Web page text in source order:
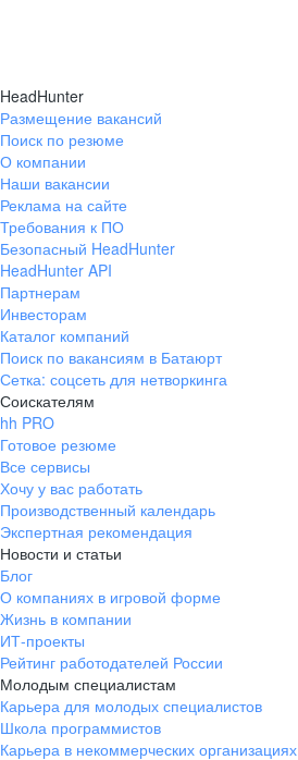
HeadHunter
Размещение вакансий
Поиск по резюме
О компании
Наши вакансии
Реклама на сайте
Требования к ПО
Безопасный HeadHunter
HeadHunter API
Партнерам
Инвесторам
Каталог компаний
Поиск по вакансиям в Батаюрт
Сетка: соцсеть для нетворкинга
Соискателям
hh PRO
Готовое резюме
Все сервисы
Хочу у вас работать
Производственный календарь
Экспертная рекомендация
Новости и статьи
Блог
О компаниях в игровой форме
Жизнь в компании
ИТ-проекты
Рейтинг работодателей России
Молодым специалистам
Карьера для молодых специалистов
Школа программистов
Карьера в некоммерческих организациях